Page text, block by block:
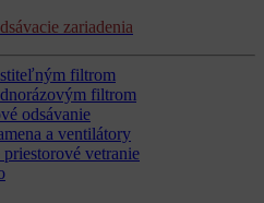
zariadenia
filtrom
filtrom
odsávanie
a ventilátory
priestorové vetranie